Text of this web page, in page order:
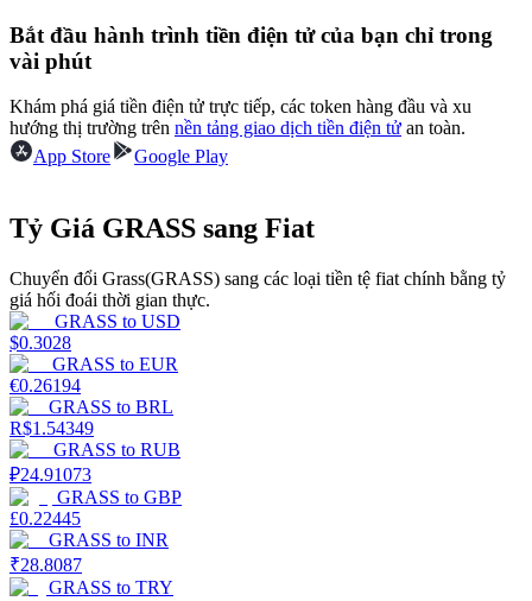
Power Piggy
Làm cho tài sản của bạn tăng giá trị đều đặn
Staking
Lợi nhuận cao và truy cập ngay lập tức
Bắt đầu hành trình tiền điện tử của bạn chỉ trong
vài phút
Khám phá giá tiền điện tử trực tiếp, các token hàng đầu và xu
hướng thị trường trên nền tảng giao dịch tiền điện tử an toàn.
App Store
Google Play
Tỷ Giá GRASS sang Fiat
Chuyển đổi Grass(GRASS) sang các loại tiền tệ fiat chính bằng tỷ
giá hối đoái thời gian thực.
GRASS to USD
$0.3028
GRASS to EUR
€0.26194
GRASS to BRL
R$1.54349
GRASS to RUB
₽24.91073
GRASS to GBP
£0.22445
GRASS to INR
₹28.8087
GRASS to TRY